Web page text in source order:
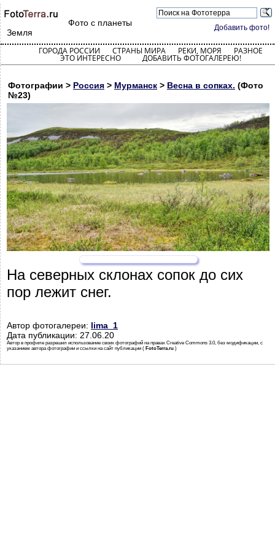
Добавить фото!
Фото с планеты
Земля
ГОРОДА РОССИИ СТРАНЫ МИРА РЕКИ, МОРЯ РАЗНОЕ
ЭТО ИНТЕРЕСНО ДОБАВИТЬ ФОТОГАЛЕРЕЮ!
Фотографии > Россия > Мурманск > Весна в сопках. (Фото
№23)
На северных склонах сопок до сих
пор лежит снег.
Автор фотогалереи: lima_1
Дата публикации: 27.06.20
Автор в профиле разрешил использование своих фотографий на правах Creative Commons 3.0, без модификации, с
указанием автора фотографии и ссылки на сайт публикации ( FotoTerra.ru )